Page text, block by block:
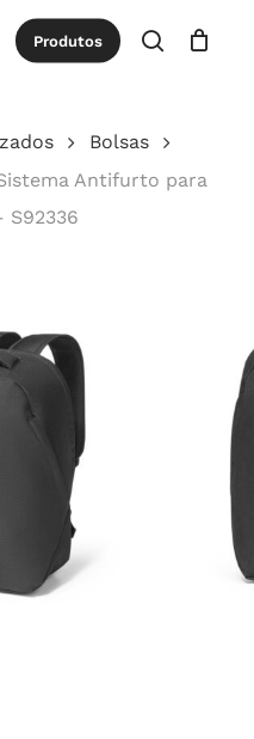
Produtos
procurar
Close
Bolsas
Antifurto para
S92336